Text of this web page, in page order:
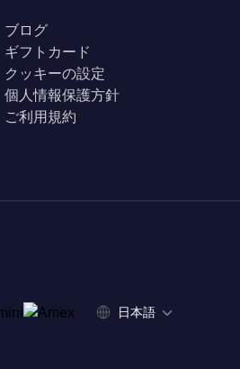
ブログ
ギフトカード
クッキーの設定
個人情報保護方針
ご利用規約
日本語